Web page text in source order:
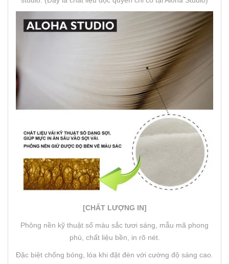
[CHẤT LƯỢNG IN]
Phông nền kỹ thuật số màu sắc tươi sáng, mẫu mã phong
phú, chất liệu bền, in rõ nét.
Đặc biệt chống bóng, lóa khi đặt đèn với cường độ sáng cao.